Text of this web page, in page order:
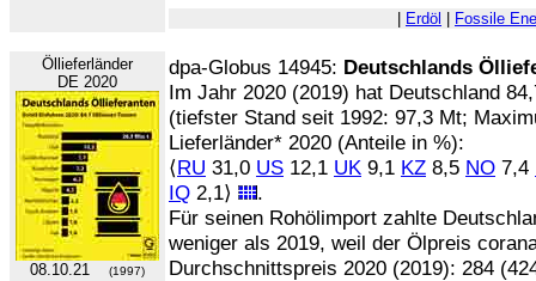
Erdöl Fossile
Öllieferländer
DE 2020
08.10.21 (1997)
dpa-Globus 14945: Deutschlands
Im Jahr 2020 (2019) hat Deutschland
(tiefster Stand seit 1992: 97,3 Mt;
Lieferländer* 2020 (Anteile in %):
⟨RU 31,0 US 12,1 UK 9,1 KZ 8,5 NO 7,4
IQ 2,1⟩
.
Für seinen Rohölimport zahlte
weniger als 2019, weil der Ölpreis
Durchschnittspreis 2020 (2019): 284